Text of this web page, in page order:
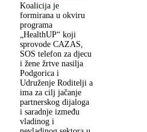
Koalicija je
formirana u okviru
programa
„HealthUP“ koji
sprovode CAZAS,
SOS telefon za djecu
i žene žrtve nasilja
Podgorica i
Udruženje Roditelji a
ima za cilj jačanje
partnerskog dijaloga
i saradnje između
vladinog i